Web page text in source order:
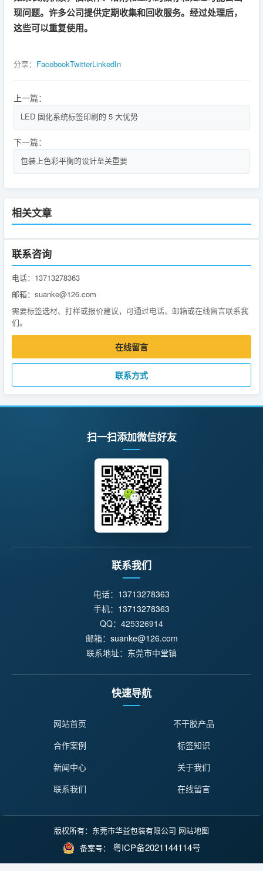
现问题。许多公司提供定期收集和回收服务。经过处理后，
这些可以重复使用。
分享： FacebookTwitterLinkedIn
上一篇：
LED 固化系统标签印刷的 5 大优势
下一篇：
包装上色彩平衡的设计至关重要
相关文章
联系咨询
电话：13713278363
邮箱：suanke@126.com
需要标签选材、打样或报价建议，可通过电话、邮箱或在线留言联系我
们。
在线留言
联系方式
扫一扫添加微信好友
联系我们
电话： 13713278363
手机： 13713278363
QQ：425326914
邮箱： suanke@126.com
联系地址：东莞市中堂镇
快速导航
网站首页
不干胶产品
合作案例
标签知识
新闻中心
关于我们
联系我们
在线留言
版权所有：东莞市华益包装有限公司 网站地图
备案号： 粤ICP备2021144114号